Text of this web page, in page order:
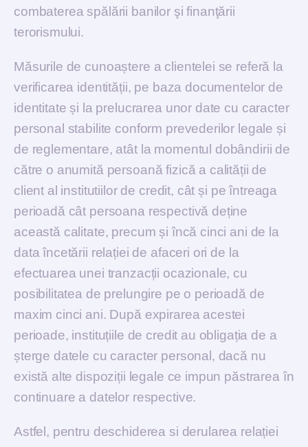
combaterea spălării banilor şi finanţării
terorismului.
Măsurile de cunoaștere a clientelei se referă la
verificarea identității, pe baza documentelor de
identitate și la prelucrarea unor date cu caracter
personal stabilite conform prevederilor legale și
de reglementare, atât la momentul dobândirii de
către o anumită persoană fizică a calității de
client al institutiilor de credit, cât și pe întreaga
perioadă cât persoana respectivă deține
această calitate, precum și încă cinci ani de la
data încetării relației de afaceri ori de la
efectuarea unei tranzacții ocazionale, cu
posibilitatea de prelungire pe o perioadă de
maxim cinci ani. După expirarea acestei
perioade, instituțiile de credit au obligația de a
șterge datele cu caracter personal, dacă nu
există alte dispoziții legale ce impun păstrarea în
continuare a datelor respective.
Astfel, pentru deschiderea si derularea relației